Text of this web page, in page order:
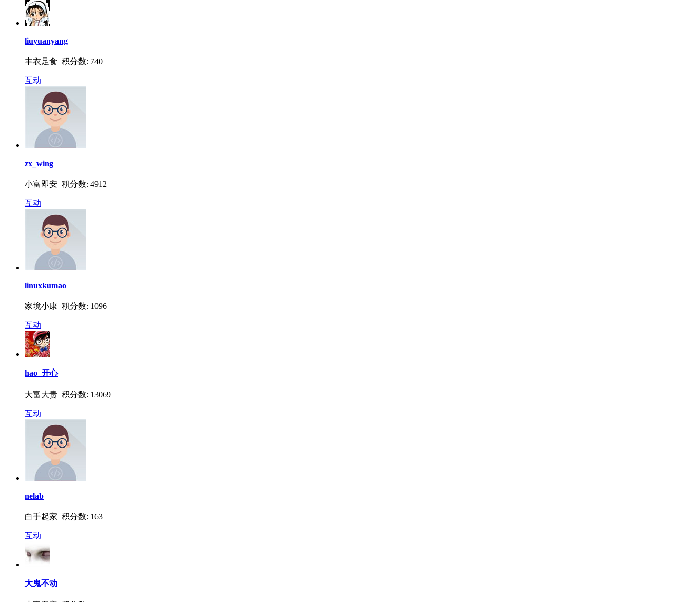
liuyuanyang
丰衣足食 积分数: 740
互动
zx_wing
小富即安 积分数: 4912
互动
linuxkumao
家境小康 积分数: 1096
互动
hao_开心
大富大贵 积分数: 13069
互动
nelab
白手起家 积分数: 163
互动
大鬼不动